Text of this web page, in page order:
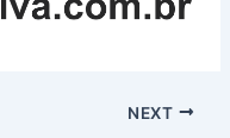
NEXT